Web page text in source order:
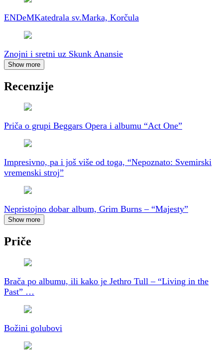
ENDeMKatedrala sv.Marka, Korčula
Znojni i sretni uz Skunk Anansie
Show more
Recenzije
Priča o grupi Beggars Opera i albumu “Act One”
Impresivno, pa i još više od toga, “Nepoznato: Svemirski
vremenski stroj”
Nepristojno dobar album, Grim Burns – “Majesty”
Show more
Priče
Brača po albumu, ili kako je Jethro Tull – “Living in the
Past” …
Božini golubovi